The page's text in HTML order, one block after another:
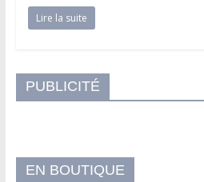
Lire la suite
PUBLICITÉ
EN BOUTIQUE